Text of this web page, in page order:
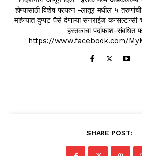
होण्यासाठी विशेष प्रयत्न -लातूर मधील ५
महिन्यात दुप्पट पैसे देणाऱ्या सनराईज कन्सल्टन्सी
हस्तकाचा पर्दाफाश-संबधित
https://www.facebook.com/
SHARE POST: